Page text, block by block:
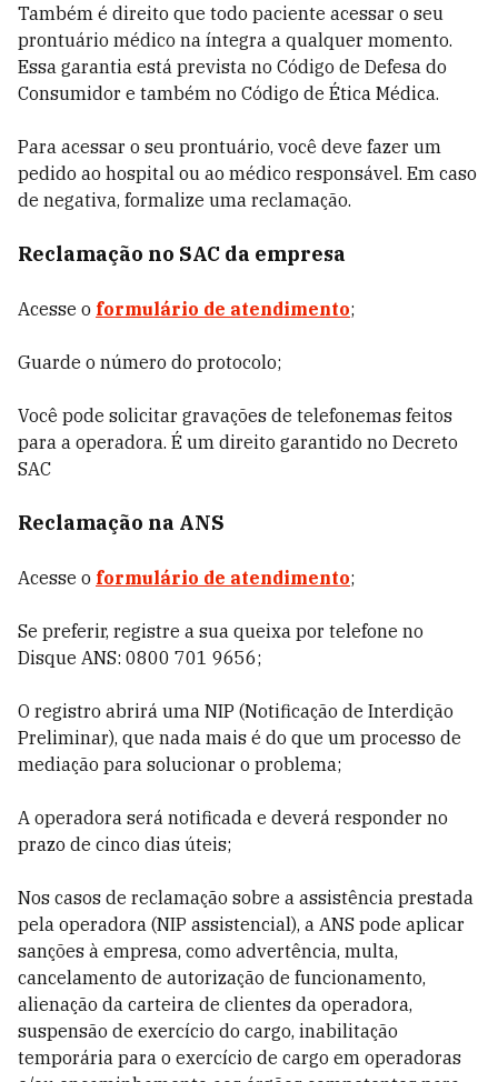
Também é direito que todo paciente acessar o seu
prontuário médico na íntegra a qualquer momento.
Essa garantia está prevista no Código de Defesa do
Consumidor e também no Código de Ética Médica.
Para acessar o seu prontuário, você deve fazer um
pedido ao hospital ou ao médico responsável. Em caso
de negativa, formalize uma reclamação.
Reclamação no SAC da empresa
Acesse o formulário de atendimento;
Guarde o número do protocolo;
Você pode solicitar gravações de telefonemas feitos
para a operadora. É um direito garantido no Decreto
SAC
Reclamação na ANS
Acesse o formulário de atendimento;
Se preferir, registre a sua queixa por telefone no
Disque ANS: 0800 701 9656;
O registro abrirá uma NIP (Notificação de Interdição
Preliminar), que nada mais é do que um processo de
mediação para solucionar o problema;
A operadora será notificada e deverá responder no
prazo de cinco dias úteis;
Nos casos de reclamação sobre a assistência prestada
pela operadora (NIP assistencial), a ANS pode aplicar
sanções à empresa, como advertência, multa,
cancelamento de autorização de funcionamento,
alienação da carteira de clientes da operadora,
suspensão de exercício do cargo, inabilitação
temporária para o exercício de cargo em operadoras